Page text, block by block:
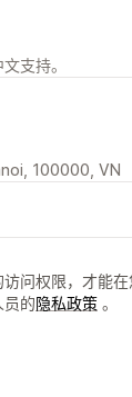
支持。
100000, VN
问权限，才能在
员的隐私政策 。